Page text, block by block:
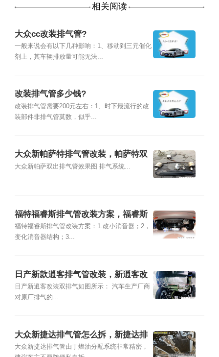
相关阅读
大众cc改装排气管?
一般来说会有以下几种影响：1、移动到三元催化
剂上，其车辆排放量可能无法...
改装排气管多少钱?
改装排气管需要200元左右：1、时下最流行的改
装部件非排气管莫数，似乎...
大众新帕萨特排气管改装，帕萨特双
出口排气管改装
大众新帕萨双出排气管效果图 排气系统...
福特福睿斯排气管改装方案，福睿斯
排气管改装案例
福特福睿斯排气管改装方案：1.改小消音器；2，
变化消音器结构；3...
日产新款逍客排气管改装，新逍客改
装双排气管
日产新逍客改装双排气如图所示： 汽车生产厂商
对原厂排气的...
大众新捷达排气管怎么拆，新捷达排
气管安装方法
大众新捷达排气管由于燃油分配系统非常精密，